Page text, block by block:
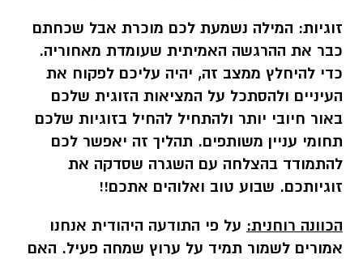
זוגיות: המילה נשמעת לכם מוכרת אבל שכחתם
כבר את ההרגשה האמיתית שעומדת מאחוריה.
כדי להיחלץ ממצב זה, יהיה עליכם לפקוח את
העיניים ולהסתכל על המציאות הזוגית שלכם
באור חיובי יותר ולהתחיל להחיל בזוגיות שלכם
תחומי עניין משותפים. תהליך זה יאפשר לכם
להתמודד בהצלחה עם השגרה שסדקה את
זוגיותכם. שבוע טוב ואלוהים אתכם!!
הכוונה רוחנית: על פי התודעה היהודית אנחנו
אמורים לשמור תמיד על ערוץ שמחה פעיל. האם